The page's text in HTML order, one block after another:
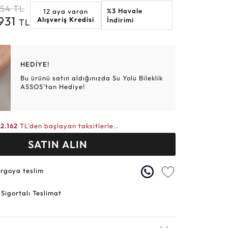
Elmas Bilezikler
Altın Tesbihler
Altın Hasır Setler
Violet Burç
TL
TL
12 aya varan
Alışveriş Kredisi
%3 Havale
İndirimi
HEDİYE!
Bu ürünü satın aldığınızda Su Yolu Bileklik
ASSOS’tan Hediye!
TL'den başlayan taksitlerle..
SATIN ALIN
teslim
Teslimat